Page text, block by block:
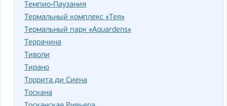
Темпио-Паузания
Термальный комплекс «Тея»
Термальный парк «Aquardens»
Террачина
Тиволи
Тирано
Торрита ди Сиена
Тоскана